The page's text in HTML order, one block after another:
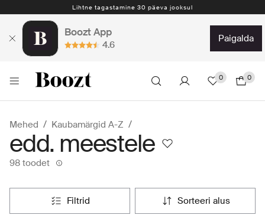
Lihtne tagastamine 30 päeva jooksul
Boozt App
4.6
paigalda
0 0
Mehed Kaubamärgid A-Z
edd. meestele
98 toodet
filtrid sorteeri alus